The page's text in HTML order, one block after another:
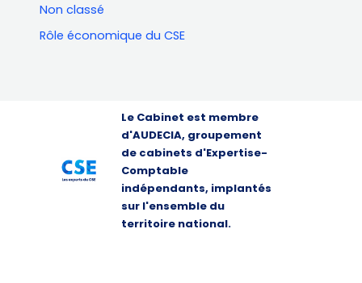
Non classé
Rôle économique du CSE
Le Cabinet est membre
d'AUDECIA, groupement
de cabinets d'Expertise-
Comptable
indépendants, implantés
sur l'ensemble du
territoire national.